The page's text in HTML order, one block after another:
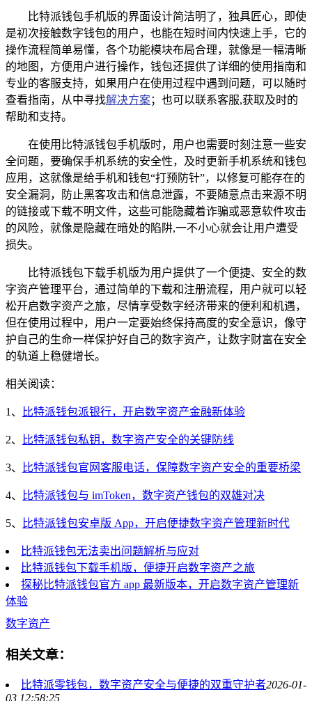
比特派钱包手机版的界面设计简洁明了，独具匠心，即使
是初次接触数字钱包的用户，也能在短时间内快速上手，它的
操作流程简单易懂，各个功能模块布局合理，就像是一幅清晰
的地图，方便用户进行操作，钱包还提供了详细的使用指南和
专业的客服支持，如果用户在使用过程中遇到问题，可以随时
查看指南，从中寻找解决方案；也可以联系客服,获取及时的
帮助和支持。
在使用比特派钱包手机版时，用户也需要时刻注意一些安
全问题，要确保手机系统的安全性，及时更新手机系统和钱包
应用，这就像是给手机和钱包“打预防针”，以修复可能存在的
安全漏洞，防止黑客攻击和信息泄露，不要随意点击来源不明
的链接或下载不明文件，这些可能隐藏着诈骗或恶意软件攻击
的风险，就像是隐藏在暗处的陷阱,一不小心就会让用户遭受
损失。
比特派钱包下载手机版为用户提供了一个便捷、安全的数
字资产管理平台，通过简单的下载和注册流程，用户就可以轻
松开启数字资产之旅，尽情享受数字经济带来的便利和机遇，
但在使用过程中，用户一定要始终保持高度的安全意识，像守
护自己的生命一样保护好自己的数字资产，让数字财富在安全
的轨道上稳健增长。
相关阅读：
1、 比特派钱包派银行，开启数字资产金融新体验
2、 比特派钱包私钥，数字资产安全的关键防线
3、 比特派钱包官网客服电话，保障数字资产安全的重要桥梁
4、 比特派钱包与 imToken，数字资产钱包的双雄对决
5、 比特派钱包安卓版 App，开启便捷数字资产管理新时代
比特派钱包无法卖出问题解析与应对
比特派钱包下载手机版，便捷开启数字资产之旅
探秘比特派钱包官方 app 最新版本，开启数字资产管理新
体验
数字资产
相关文章：
比特派零钱包，数字资产安全与便捷的双重守护者2026-01-
03 12:58:25